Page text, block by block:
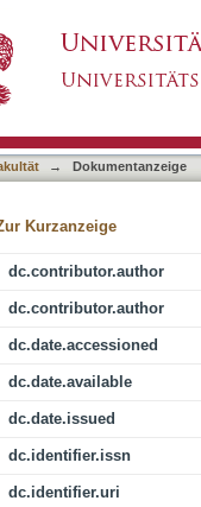
→ Dokumentanzeige
Kurzanzeige
dc.contributor.author
dc.contributor.author
dc.date.accessioned
dc.date.available
dc.date.issued
dc.identifier.issn
dc.identifier.uri